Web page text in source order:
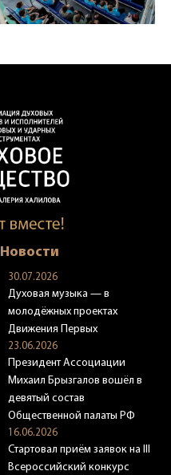
Новости
30.07.2026
Духовая музыка — в
молодёжных проектах
Движения Первых
23.06.2026
Президент Ассоциации
Михаил Брызгалов вошёл в
девятый состав
Общественной палаты РФ
16.06.2026
Стартовал приём заявок на III
Всероссийский конкурс